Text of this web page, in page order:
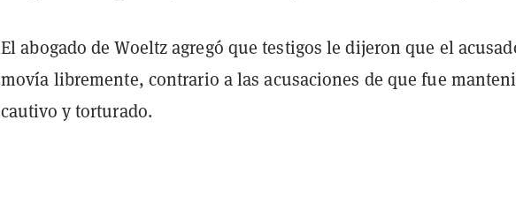
El abogado de Woeltz agregó que testigos le dijeron que el
movía libremente, contrario a las acusaciones de que fue
cautivo y torturado.